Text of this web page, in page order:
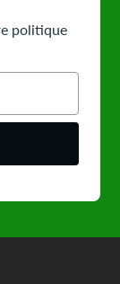
politique